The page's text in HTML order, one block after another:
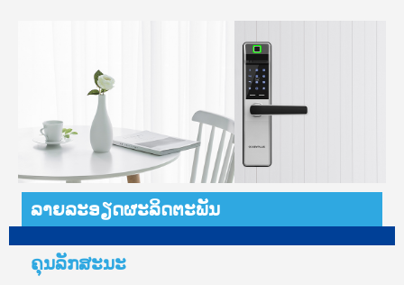
ລາຍລະອຽດຜະລິດຕະພັນ
ຄຸນ​ລັກ​ສະ​ນະ